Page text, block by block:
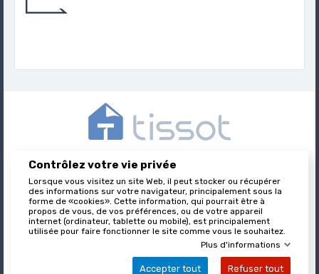
Tissot est l’éditeur des formulaires juridiques immobiliers,
nationalement reconnu et leader sur son marché.
À PROPOS DE TISSOT 
Contrôlez votre vie privée
Lorsque vous visitez un site Web, il peut stocker ou récupérer
des informations sur votre navigateur, principalement sous la
forme de «cookies». Cette information, qui pourrait être à
propos de vous, de vos préférences, ou de votre appareil
internet (ordinateur, tablette ou mobile), est principalement
utilisée pour faire fonctionner le site comme vous le souhaitez.
Plus d'informations
Accepter tout Refuser tout